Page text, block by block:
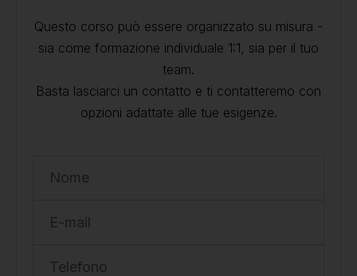
Questo corso può essere organizzato su misura -
sia come formazione individuale 1:1, sia per il tuo
team.
Basta lasciarci un contatto e ti contatteremo con
opzioni adattate alle tue esigenze.
Nome
E-mail
Telefono